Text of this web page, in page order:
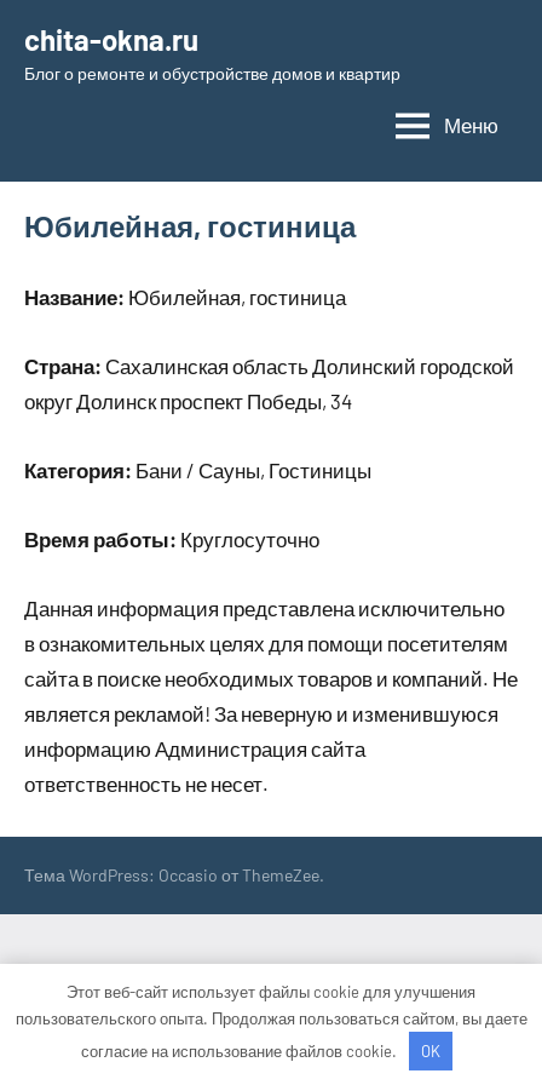
содержимому
chita-okna.ru
Блог о ремонте и обустройстве домов и квартир
Меню
Юбилейная, гостиница
Название: Юбилейная, гостиница
Страна: Сахалинская область Долинский городской
округ Долинск проспект Победы, 34
Категория: Бани / Сауны, Гостиницы
Время работы: Круглосуточно
Данная информация представлена исключительно
в ознакомительных целях для помощи посетителям
сайта в поиске необходимых товаров и компаний. Не
является рекламой! За неверную и изменившуюся
информацию Администрация сайта
ответственность не несет.
Тема WordPress: Occasio от ThemeZee.
Этот веб-сайт использует файлы cookie для улучшения
пользовательского опыта. Продолжая пользоваться сайтом, вы даете
согласие на использование файлов cookie.
OK